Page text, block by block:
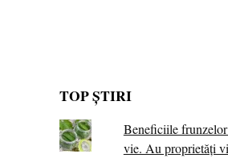
TOP ȘTIRI
Beneficiile
vie. Au proprietăţi